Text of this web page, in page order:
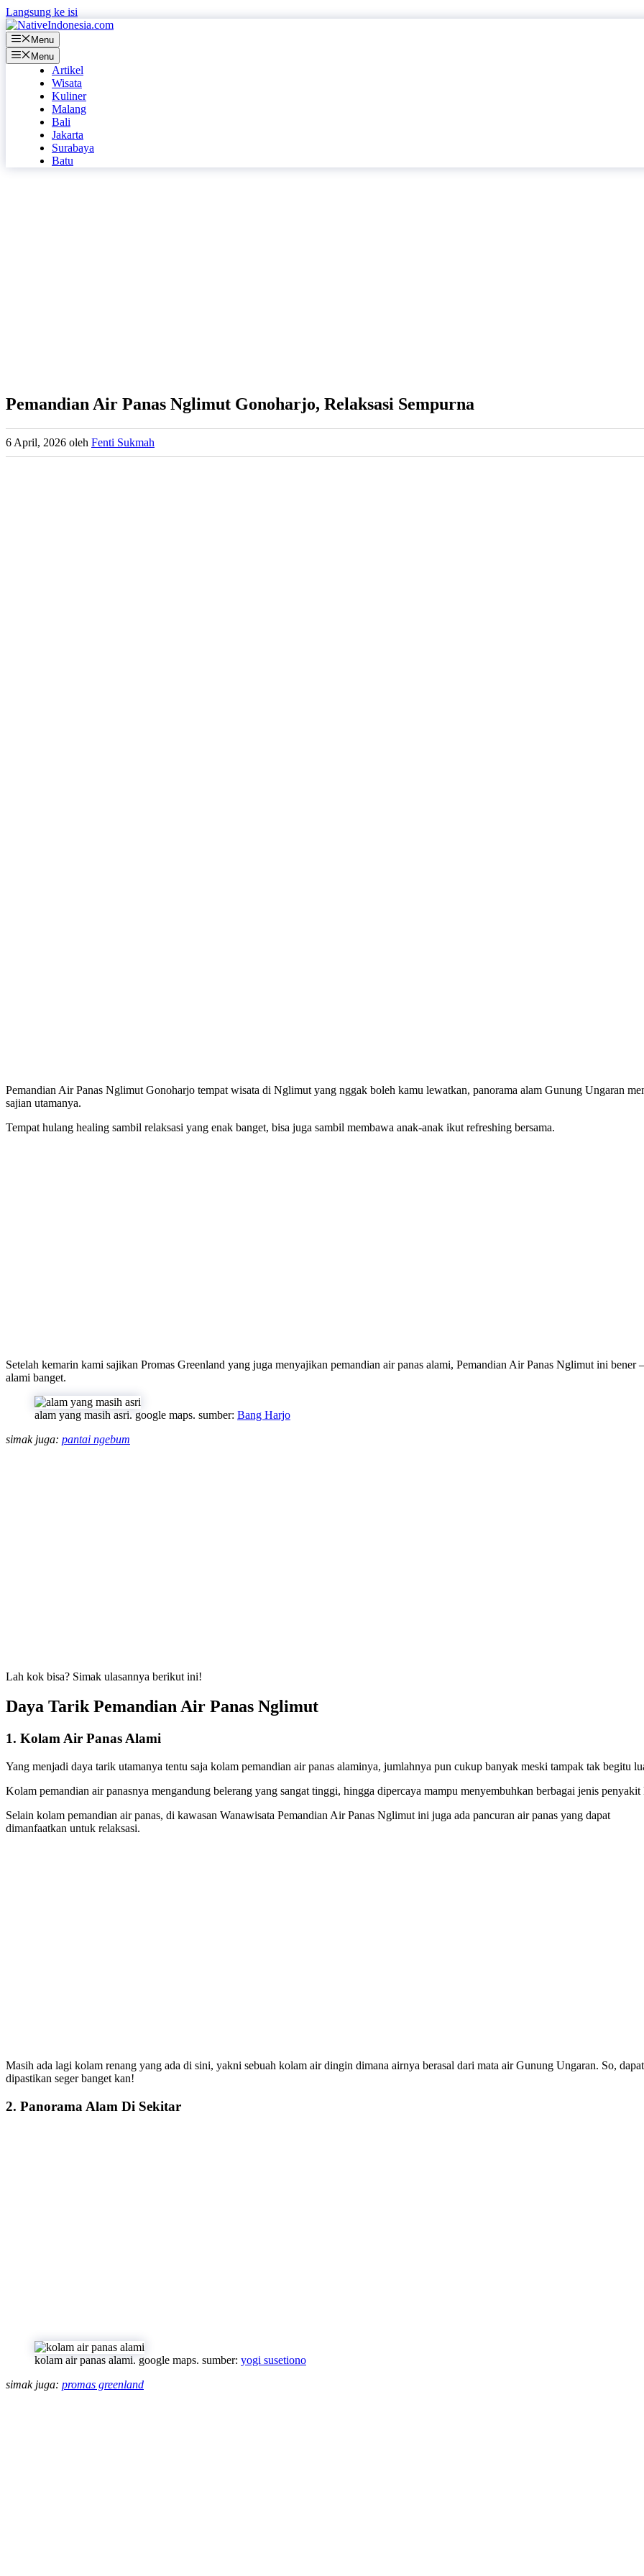
Langsung ke isi
Menu
Menu
Artikel
Wisata
Kuliner
Malang
Bali
Jakarta
Surabaya
Batu
Pemandian Air Panas Nglimut Gonoharjo, Relaksasi Sempurna
6 April, 2026 oleh Fenti Sukmah
Pemandian Air Panas Nglimut Gonoharjo tempat wisata di Nglimut yang nggak boleh kamu lewatkan, panorama alam Gunung Ungaran
sajian utamanya.
Tempat hulang healing sambil relaksasi yang enak banget, bisa juga sambil membawa anak-anak ikut refreshing bersama.
Setelah kemarin kami sajikan Promas Greenland yang juga menyajikan pemandian air panas alami, Pemandian Air Panas Nglimut ini bener
alami banget.
alam yang masih asri. google maps. sumber: Bang Harjo
simak juga: pantai ngebum
Lah kok bisa? Simak ulasannya berikut ini!
Daya Tarik Pemandian Air Panas Nglimut
1. Kolam Air Panas Alami
Yang menjadi daya tarik utamanya tentu saja kolam pemandian air panas alaminya, jumlahnya pun cukup banyak meski tampak tak begitu
Kolam pemandian air panasnya mengandung belerang yang sangat tinggi, hingga dipercaya mampu menyembuhkan berbagai jenis
Selain kolam pemandian air panas, di kawasan Wanawisata Pemandian Air Panas Nglimut ini juga ada pancuran air panas yang dapat
dimanfaatkan untuk relaksasi.
Masih ada lagi kolam renang yang ada di sini, yakni sebuah kolam air dingin dimana airnya berasal dari mata air Gunung Ungaran. So, dapat
dipastikan seger banget kan!
2. Panorama Alam Di Sekitar
kolam air panas alami. google maps. sumber: yogi susetiono
simak juga: promas greenland